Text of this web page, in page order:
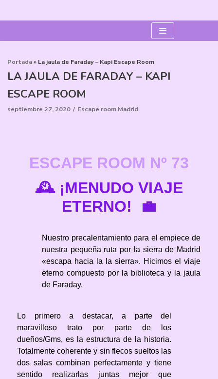
al
Portada » La jaula de Faraday – Kapi Escape Room
LA JAULA DE FARADAY – KAPI
ESCAPE ROOM
septiembre 27, 2020 Escape room Madrid
ESCAPE ROOM Nº 73
🕰 ¡MENUDO VIAJE
ETERNO! ‍💼
Nuestro precalentamiento para el empiece de
nuestra pequeña ruta por la sierra de Madrid
«escapa hacia la la sierra». Hicimos el viaje
eterno compuesto por la biblioteca y la jaula
de Faraday.
Lo primero a destacar, a parte del
maravilloso trato por parte de los
dueños/Gms, es la estructura de la historia.
Totalmente coherente y sin flecos sueltos las
dos salas combinan perfectamente y tiene
sentido realizarlas juntas mejor que